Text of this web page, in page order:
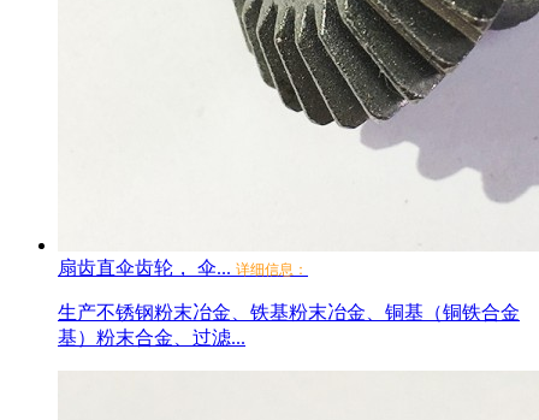
扇齿直伞齿轮， 伞... 详细信息：
生产不锈钢粉末冶金、铁基粉末冶金、铜基（铜铁合金
基）粉末合金、过滤...